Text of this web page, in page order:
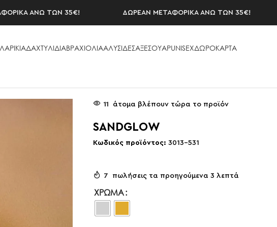
ΑΝΩ ΤΩΝ 35€! ΔΩΡΕΑΝ ΜΕΤΑΦΟΡΙΚΑ ΑΝΩ ΤΩΝ 35€!
ΔΑΧΤΥΛΙΔΙΑΒΡΑΧΙΟΛΙΑΑΛΥΣΙΔΕΣΑΞΕΣΟΥAΡUNISEXΔΩΡΟΚΑΡΤΑ
11 άτομα βλέπουν τώρα το προϊόν
SANDGLOW
Κωδικός προϊόντος: 3013-531
7 πωλήσεις τα προηγούμενα 3 λεπτά
ΧΡΏΜΑ